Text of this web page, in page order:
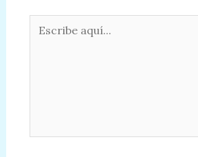
aquí...